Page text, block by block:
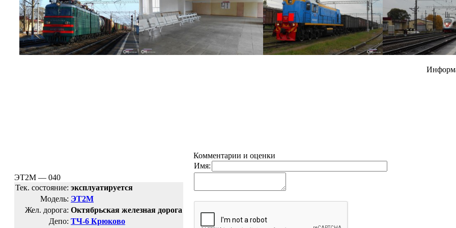
ЭТ2М — 040
Тек. состояние: эксплуатируется
Модель: ЭТ2М
Жел. дорога: Октябрьская железная дорога
Депо: ТЧ-6 Крюково
Комментарии и оценки
Имя: